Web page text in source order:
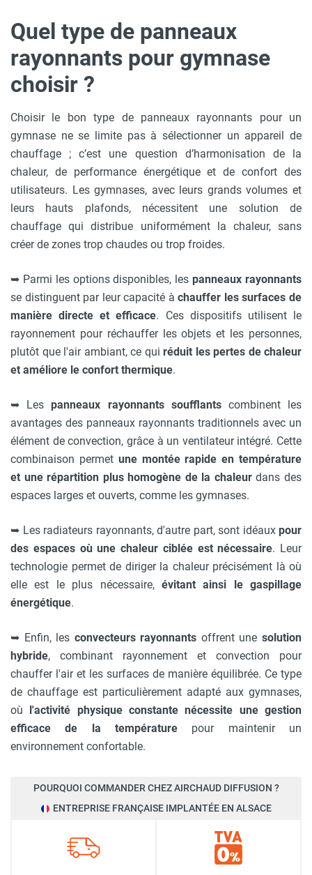
Quel type de panneaux
rayonnants pour gymnase
choisir ?
Choisir le bon type de panneaux rayonnants pour un
gymnase ne se limite pas à sélectionner un appareil de
chauffage ; c’est une question d’harmonisation de la
chaleur, de performance énergétique et de confort des
utilisateurs. Les gymnases, avec leurs grands volumes et
leurs hauts plafonds, nécessitent une solution de
chauffage qui distribue uniformément la chaleur, sans
créer de zones trop chaudes ou trop froides.
➥ Parmi les options disponibles, lespanneaux rayonnants
se distinguent par leur capacité àchauffer les surfaces de
manière directe et efficace. Ces dispositifs utilisent le
rayonnement pour réchauffer les objets et les personnes,
plutôt que l'air ambiant, ce qui réduit les pertes de chaleur
et améliore le confort thermique.
➥ Lespanneaux rayonnants soufflantscombinent les
avantages des panneaux rayonnants traditionnels avec un
élément de convection, grâce à un ventilateur intégré. Cette
combinaison permet une montée rapide en température
et une répartition plus homogène de la chaleurdans des
espaces larges et ouverts, comme les gymnases.
➥ Les radiateurs rayonnants, d'autre part, sont idéaux pour
des espaces où une chaleur ciblée est nécessaire. Leur
technologie permet de diriger la chaleur précisément là où
elle est le plus nécessaire, évitant ainsi le gaspillage
énergétique.
➥ Enfin, les convecteurs rayonnants offrent unesolution
hybride, combinant rayonnement et convection pour
chauffer l'air et les surfaces de manière équilibrée. Ce type
de chauffage est particulièrement adapté aux gymnases,
où l'activité physique constante nécessite une gestion
efficace de la température pour maintenir un
environnement confortable.
POURQUOI COMMANDER CHEZ AIRCHAUD DIFFUSION ?
ENTREPRISE FRANÇAISE IMPLANTÉE EN ALSACE